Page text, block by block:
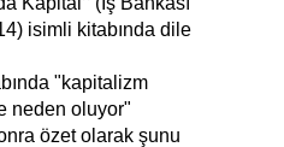
isimli kitabında dile
"kapitalizm
neden oluyor"
özet olarak şunu